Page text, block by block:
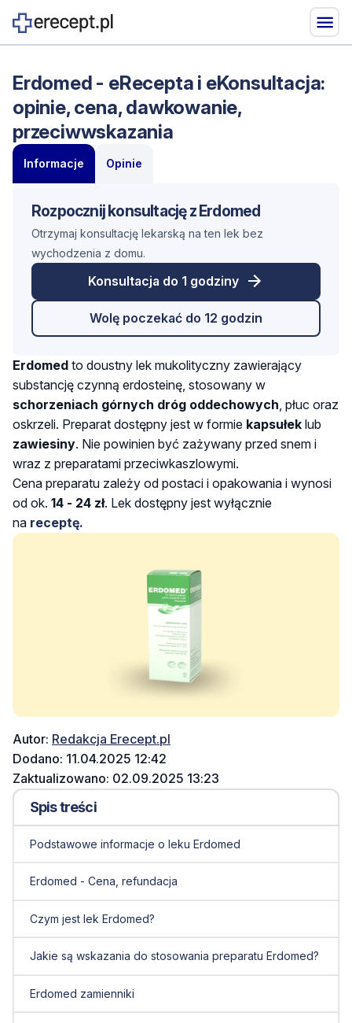
Erdomed - eRecepta i eKonsultacja:
opinie, cena, dawkowanie,
przeciwwskazania
Informacje Opinie
Rozpocznij konsultację z Erdomed
Otrzymaj konsultację lekarską na ten lek bez
wychodzenia z domu.
Konsultacja do 1 godziny
Wolę poczekać do 12 godzin
Erdomed to doustny lek mukolityczny zawierający
substancję czynną erdosteinę, stosowany w
schorzeniach górnych dróg oddechowych , płuc oraz
oskrzeli. Preparat dostępny jest w formie kapsułek lub
zawiesiny. Nie powinien być zażywany przed snem i
wraz z preparatami przeciwkaszlowymi.
Cena preparatu zależy od postaci i opakowania i wynosi
od ok. 14 - 24 zł. Lek dostępny jest wyłącznie
na receptę.
Autor: Redakcja Erecept.pl
Dodano: 11.04.2025 12:42
Zaktualizowano: 02.09.2025 13:23
Spis treści
Podstawowe informacje o leku Erdomed
Erdomed - Cena, refundacja
Czym jest lek Erdomed?
Jakie są wskazania do stosowania preparatu Erdomed?
Erdomed zamienniki